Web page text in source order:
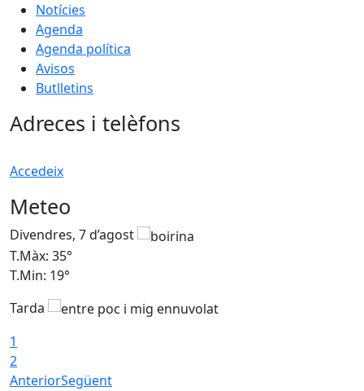
Notícies
Agenda
Agenda política
Avisos
Butlletins
Adreces i telèfons
Accedeix
Meteo
Divendres, 7 d’agost
T.Màx: 35°
T.Min: 19°
Tarda
1
2
AnteriorSegüent